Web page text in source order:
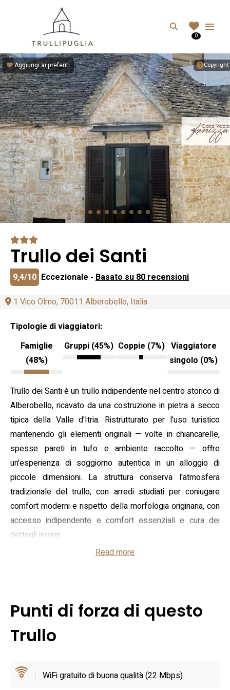
Search
0
Copyright
Aggiungi ai preferiti
Trullo dei Santi
9,4/10 Eccezionale - Basato su 80 recensioni
1 Vico Olmo, 70011 Alberobello, Italia
Tipologie di viaggiatori:
Famiglie
(48%)
Gruppi (45%) Coppie (7%) Viaggiatore
singolo (0%)
Trullo dei Santi è un trullo indipendente nel centro storico di
Alberobello, ricavato da una costruzione in pietra a secco
tipica della Valle d'Itria. Ristrutturato per l'uso turistico
mantenendo gli elementi originali — volte in chiancarelle,
spesse pareti in tufo e ambiente raccolto — offre
un'esperienza di soggiorno autentica in un alloggio di
piccole dimensioni. La struttura conserva l'atmosfera
tradizionale del trullo, con arredi studiati per coniugare
comfort moderni e rispetto della morfologia originaria, con
accesso indipendente e comfort essenziali e cura dei
dettagli interni.
All'interno si trova una zona giorno con angolo cottura
connessione Wi‑Fi e biancheria inclusa sono segnalate
nelle schede ufficiali della struttura; la presenza di una
piccola terrazza o giardino sul retro offre un'area esterna
di Alberobello, gestita da un host locale che cura
Read more
Punti di forza di questo
Trullo
WiFi gratuito di buona qualità (22 Mbps)